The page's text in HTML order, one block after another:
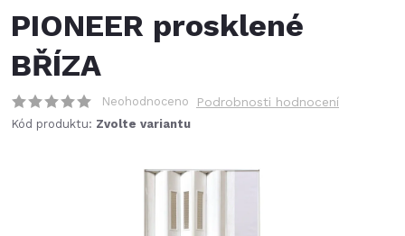
PIONEER prosklené
BŘÍZA
Neohodnoceno Podrobnosti hodnocení
Kód produktu: Zvolte variantu